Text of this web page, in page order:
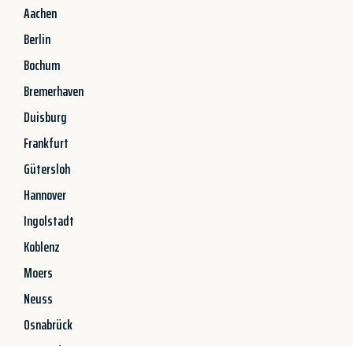
Aachen
Berlin
Bochum
Bremerhaven
Duisburg
Frankfurt
Gütersloh
Hannover
Ingolstadt
Koblenz
Moers
Neuss
Osnabrück